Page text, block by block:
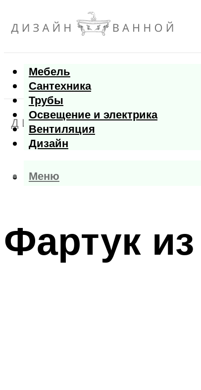
Мебель
Сантехника
Трубы
Освещение и электрика
Вентиляция
Дизайн
Меню
Меню
Фартук